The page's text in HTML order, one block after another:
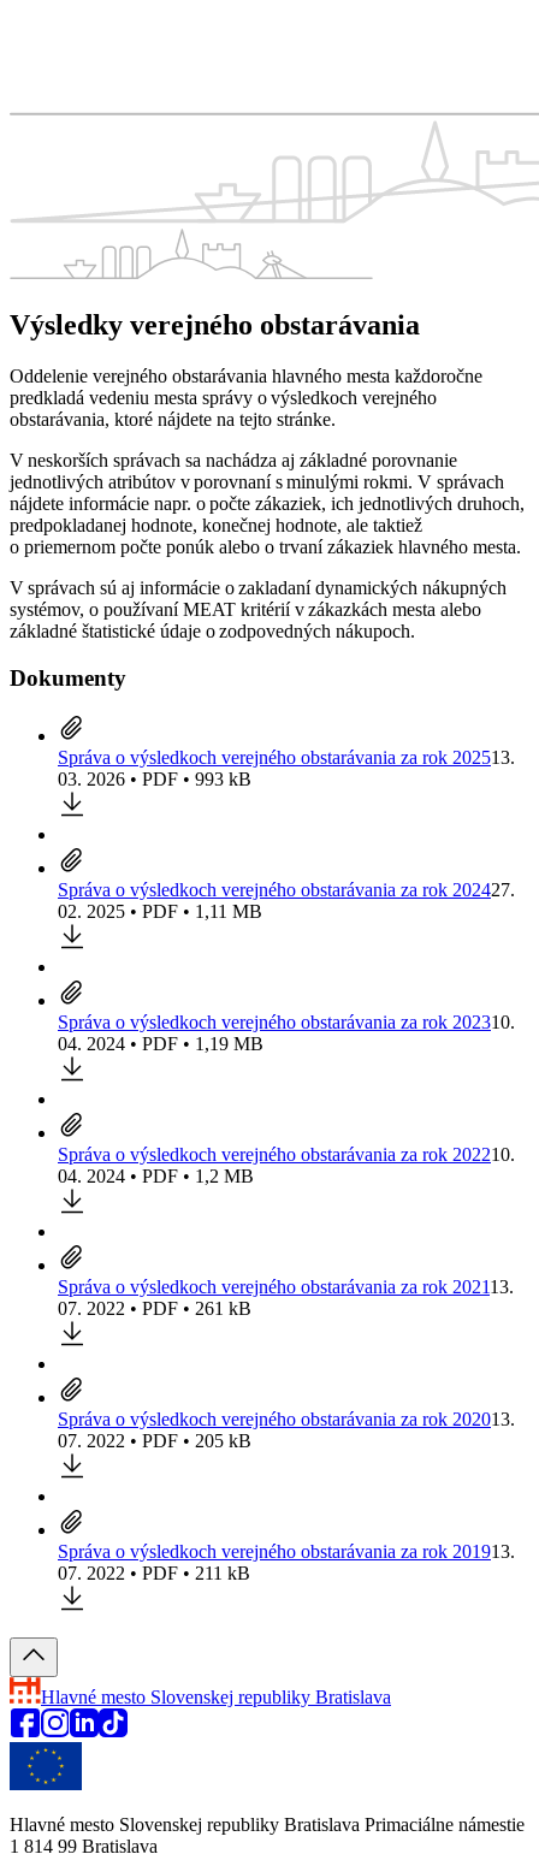
Výsledky verejného obstarávania
Oddelenie verejného obstarávania hlavného mesta každoročne
predkladá vedeniu mesta správy o výsledkoch verejného
obstarávania, ktoré nájdete na tejto stránke.
V neskorších správach sa nachádza aj základné porovnanie
jednotlivých atribútov v porovnaní s minulými rokmi. V správach
nájdete informácie napr. o počte zákaziek, ich jednotlivých druhoch,
predpokladanej hodnote, konečnej hodnote, ale taktiež
o priemernom počte ponúk alebo o trvaní zákaziek hlavného mesta.
V správach sú aj informácie o zakladaní dynamických nákupných
systémov, o používaní MEAT kritérií v zákazkách mesta alebo
základné štatistické údaje o zodpovedných nákupoch.
Dokumenty
Správa o výsledkoch verejného obstarávania za rok 202513.
03. 2026 • PDF • 993 kB
Správa o výsledkoch verejného obstarávania za rok 202427.
02. 2025 • PDF • 1,11 MB
Správa o výsledkoch verejného obstarávania za rok 202310.
04. 2024 • PDF • 1,19 MB
Správa o výsledkoch verejného obstarávania za rok 202210.
04. 2024 • PDF • 1,2 MB
Správa o výsledkoch verejného obstarávania za rok 202113.
07. 2022 • PDF • 261 kB
Správa o výsledkoch verejného obstarávania za rok 202013.
07. 2022 • PDF • 205 kB
Správa o výsledkoch verejného obstarávania za rok 201913.
07. 2022 • PDF • 211 kB
Hlavné mesto Slovenskej republiky Bratislava
Hlavné mesto Slovenskej republiky Bratislava Primaciálne námestie
1 814 99 Bratislava